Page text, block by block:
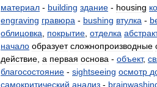
материал - building здание - housing
engraving гравюра - bushing втулка -
облицовка
покрытие отделка
начало образует сложнопроизводные
действие а первая основа - объект,
благосостояние - sightseeing осмотр
самокритический анализ -